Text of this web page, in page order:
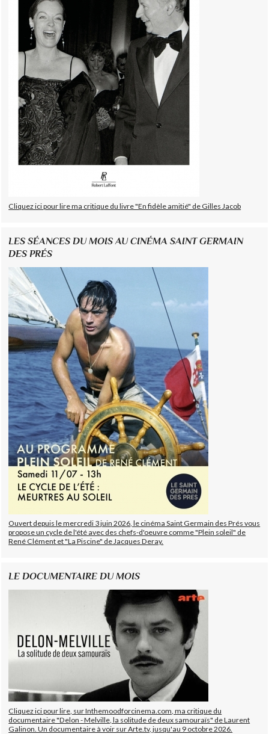
Cliquez ici pour lire ma critique du livre "En fidèle amitié" de Gilles Jacob
LES SÉANCES DU MOIS AU CINÉMA SAINT GERMAIN
DES PRÉS
Ouvert depuis le mercredi 3 juin 2026, le cinéma Saint Germain des Prés vous
propose un cycle de l'été avec des chefs-d'oeuvre comme "Plein soleil" de
René Clément et "La Piscine" de Jacques Deray.
LE DOCUMENTAIRE DU MOIS
Cliquez ici pour lire, sur Inthemoodforcinema.com, ma critique du
documentaire "Delon - Melville, la solitude de deux samouraïs" de Laurent
Galinon. Un documentaire à voir sur Arte.tv, jusqu'au 9 octobre 2026.